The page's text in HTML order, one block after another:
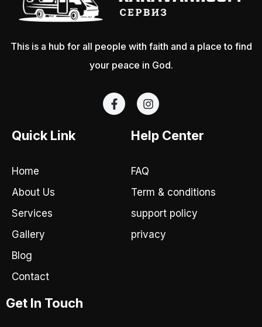
This is a hub for all people with faith and a place to find
your peace in God.
F
a
I
n
t
a
r
a
m
Quick Link
Home
About Us
Services
Gallery
Blog
Contact
Help Center
FAQ
Term & conditions
support policy
privacy
Get In Touch